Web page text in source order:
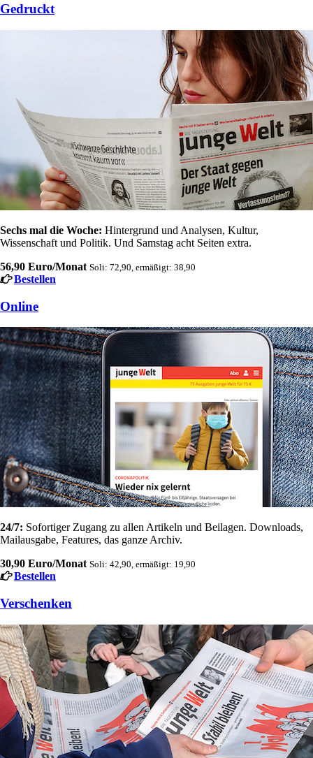
Gedruckt
Sechs mal die Woche: Hintergrund und Analysen, Kultur,
Wissenschaft und Politik. Und Samstag acht Seiten extra.
56,90 Euro/Monat Soli: 72,90, ermäßigt: 38,90
Bestellen
Online
24/7: Sofortiger Zugang zu allen Artikeln und Beilagen. Downloads,
Mailausgabe, Features, das ganze Archiv.
30,90 Euro/Monat Soli: 42,90, ermäßigt: 19,90
Bestellen
Verschenken